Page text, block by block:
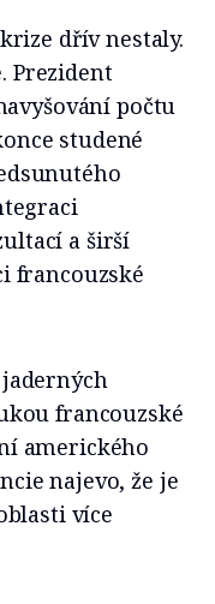
dřív nestaly.
Prezident
počtu
studené
a širší
francouzské
francouzské
amerického
najevo, že je
více